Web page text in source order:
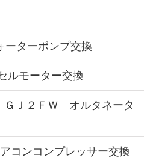
ターポンプ交換
ルモーター交換
Ｊ２ＦＷ オルタネータ
ンコンプレッサー交換